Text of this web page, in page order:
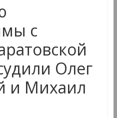
с
Олег
и Михаил